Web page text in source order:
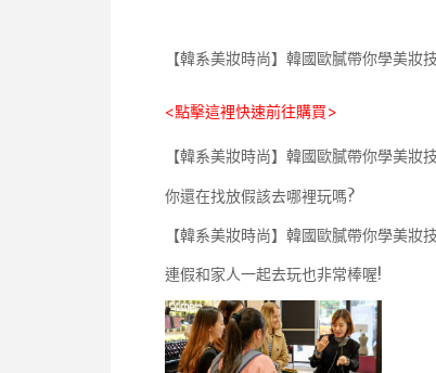
【韓系美妝時尚】韓國歐膩帶你學美妝
<點擊這裡快速前往購買>
【韓系美妝時尚】韓國歐膩帶你學美
你還在找放假該去哪裡玩嗎?
【韓系美妝時尚】韓國歐膩帶你學美妝
連假和家人一起去玩也非常棒喔!